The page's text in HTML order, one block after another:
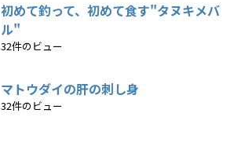
初めて釣って、初めて食す"タヌキメバ
ル"
32件のビュー
マトウダイの肝の刺し身
32件のビュー